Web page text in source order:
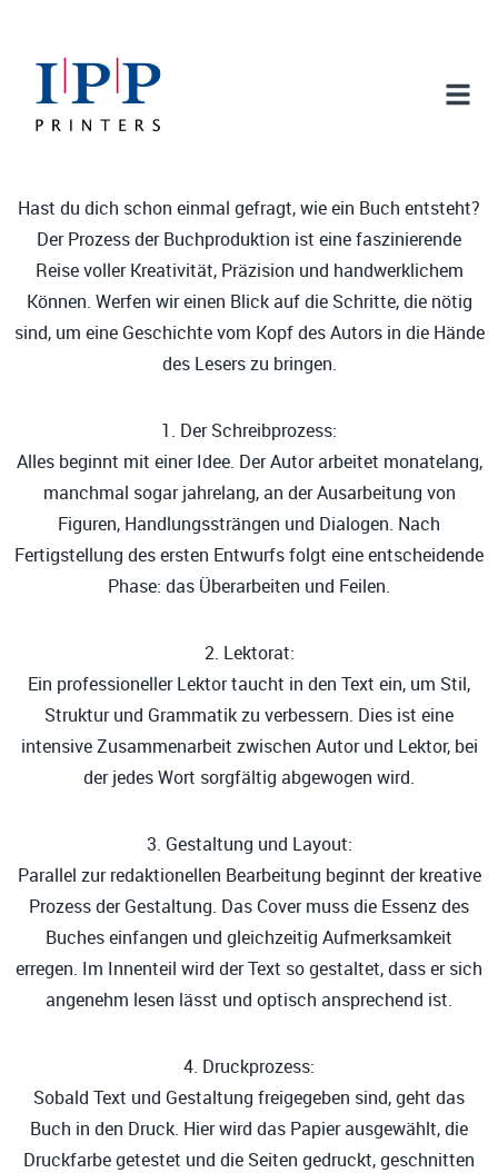
Hast du dich schon einmal gefragt, wie ein Buch entsteht?
Der Prozess der Buchproduktion ist eine faszinierende
Reise voller Kreativität, Präzision und handwerklichem
Können. Werfen wir einen Blick auf die Schritte, die nötig
sind, um eine Geschichte vom Kopf des Autors in die Hände
des Lesers zu bringen.
1. Der Schreibprozess:
Alles beginnt mit einer Idee. Der Autor arbeitet monatelang,
manchmal sogar jahrelang, an der Ausarbeitung von
Figuren, Handlungssträngen und Dialogen. Nach
Fertigstellung des ersten Entwurfs folgt eine entscheidende
Phase: das Überarbeiten und Feilen.
2. Lektorat:
Ein professioneller Lektor taucht in den Text ein, um Stil,
Struktur und Grammatik zu verbessern. Dies ist eine
intensive Zusammenarbeit zwischen Autor und Lektor, bei
der jedes Wort sorgfältig abgewogen wird.
3. Gestaltung und Layout:
Parallel zur redaktionellen Bearbeitung beginnt der kreative
Prozess der Gestaltung. Das Cover muss die Essenz des
Buches einfangen und gleichzeitig Aufmerksamkeit
erregen. Im Innenteil wird der Text so gestaltet, dass er sich
angenehm lesen lässt und optisch ansprechend ist.
4. Druckprozess:
Sobald Text und Gestaltung freigegeben sind, geht das
Buch in den Druck. Hier wird das Papier ausgewählt, die
Druckfarbe getestet und die Seiten gedruckt, geschnitten